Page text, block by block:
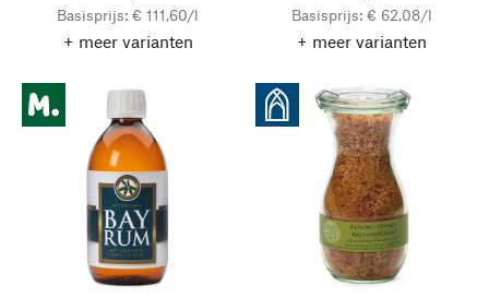
Basisprijs: € 111,60/l
+ meer varianten
Basisprijs: € 62,08/l
+ meer varianten